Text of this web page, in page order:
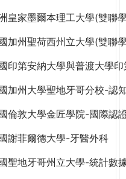
皇家墨爾本理工大學(雙聯
加州聖荷西州立大學(雙聯
印第安納大學與普渡大學
加州大學聖地牙哥分校-認
倫敦大學金匠學院-國際認
謝菲爾德大學-牙醫外科
聖地牙哥州立大學-統計數